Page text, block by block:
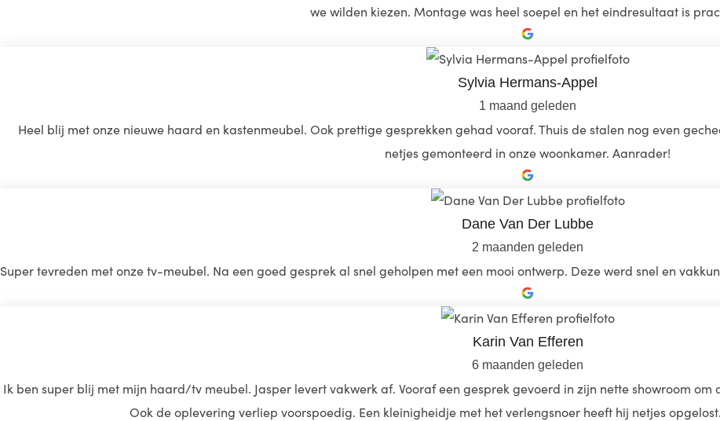
we wilden kiezen. Montage was heel soepel en het eindresultaat is
Sylvia Hermans-Appel
1 maand geleden
Heel blij met onze nieuwe haard en kastenmeubel. Ook prettige gesprekken gehad vooraf. Thuis de stalen nog even
netjes gemonteerd in onze woonkamer. Aanrader!
Dane Van Der Lubbe
2 maanden geleden
Super tevreden met onze tv-meubel. Na een goed gesprek al snel geholpen met een mooi ontwerp. Deze werd snel en
Karin Van Efferen
6 maanden geleden
Ik ben super blij met mijn haard/tv meubel. Jasper levert vakwerk af. Vooraf een gesprek gevoerd in zijn nette showroom
Ook de oplevering verliep voorspoedig. Een kleinigheidje met het verlengsnoer heeft hij netjes